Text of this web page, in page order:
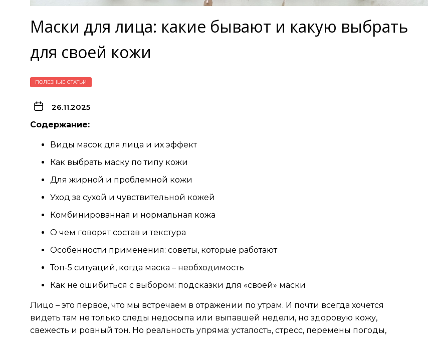
Маски для лица: какие бывают и какую выбрать
для своей кожи
ПОЛЕЗНЫЕ СТАТЬИ
26.11.2025
Содержание:
Виды масок для лица и их эффект
Как выбрать маску по типу кожи
Для жирной и проблемной кожи
Уход за сухой и чувствительной кожей
Комбинированная и нормальная кожа
О чем говорят состав и текстура
Особенности применения: советы, которые работают
Топ-5 ситуаций, когда маска – необходимость
Как не ошибиться с выбором: подсказки для «своей» маски
Лицо – это первое, что мы встречаем в отражении по утрам. И почти всегда хочется
видеть там не только следы недосыпа или выпавшей недели, но здоровую кожу,
свежесть и ровный тон. Но реальность упряма: усталость, стресс, перемены погоды,